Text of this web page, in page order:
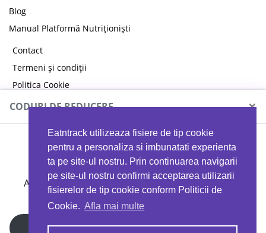
Eatntrack utilizeaza fisiere de tip cookie
pentru a personaliza si imbunatati experienta
ta pe site-ul nostru. Prin continuarea navigarii
pe site-ul nostru confirmi acceptarea utilizarii
fisierelor de tip cookie conform Politicii de
Cookie. Afla mai multe
Blog
Manual Platformă Nutriționiști
Contact
Termeni și condiții
Politica Cookie
Politica de confidențialitate
CODURI DE REDUCERE ×
MYPROTEIN
Ai 40%reducere la orice comandă folosind codul
EATTRACK
Profită acum